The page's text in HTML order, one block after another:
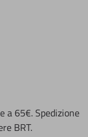
a 65€. Spedizione
BRT.